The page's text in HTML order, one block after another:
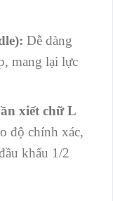
Dễ dàng
mang lại lực
xiết chữ L
độ chính xác,
khẩu 1/2